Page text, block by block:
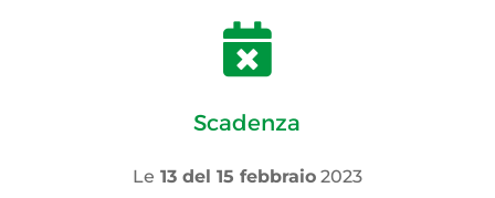

Scadenza
Le 13 del 15 febbraio2023